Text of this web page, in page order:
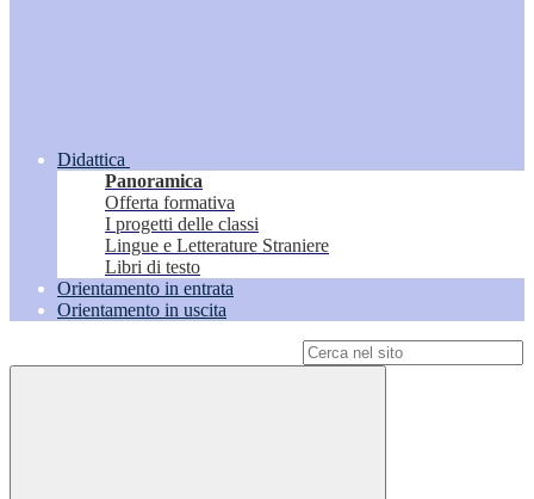
Didattica
Panoramica
Offerta formativa
I progetti delle classi
Lingue e Letterature Straniere
Libri di testo
Orientamento in entrata
Orientamento in uscita